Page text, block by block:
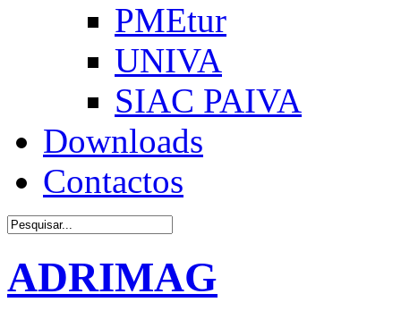
PMEtur
UNIVA
SIAC PAIVA
Downloads
Contactos
ADRIMAG